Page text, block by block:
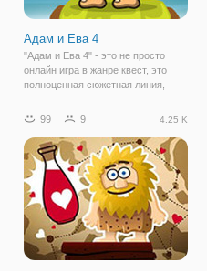
Адам и Ева 4
"Адам и Ева 4" - это не просто
онлайн игра в жанре квест, это
полноценная сюжетная линия,
на которую не жалко потратить
увлекательных головоломок, над
которыми
99 9 4.25 K